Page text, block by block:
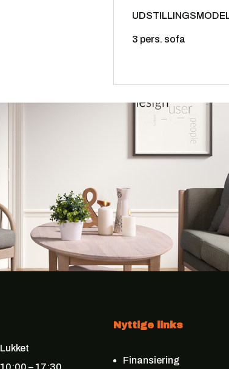
3 pers. sofa
Følg med på Facebook
Lukket
10:00 – 17:30
Nyttige links
Finansiering